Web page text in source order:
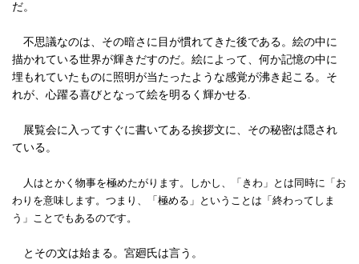
だ。
不思議なのは、その暗さに目が慣れてきた後である。絵の中に
描かれている世界が輝きだすのだ。絵によって、何か記憶の中に
埋もれていたものに照明が当たったような感覚が沸き起こる。そ
れが、心躍る喜びとなって絵を明るく輝かせる.
展覧会に入ってすぐに書いてある挨拶文に、その秘密は隠され
ている。
人はとかく物事を極めたがります。しかし、「きわ」とは同時に「お
わりを意味します。つまり、「極める」ということは「終わってしま
う」ことでもあるのです。
とその文は始まる。宮廻氏は言う。